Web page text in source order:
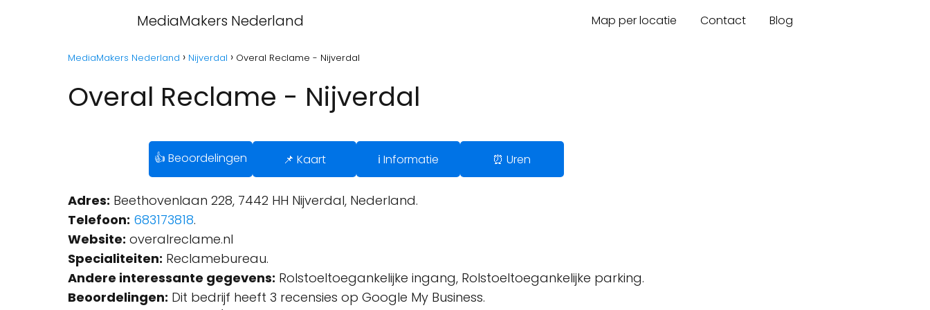
MediaMakers Nederland Map per locatie Contact Blog
MediaMakers Nederland Nijverdal Overal Reclame - Nijverdal
Overal Reclame - Nijverdal
👍 Beoordelingen 📌 Kaart ℹ️ Informatie ⏰ Uren
Adres: Beethovenlaan 228, 7442 HH Nijverdal, Nederland.
Telefoon: 683173818.
Website: overalreclame.nl
Specialiteiten: Reclamebureau.
Andere interessante gegevens: Rolstoeltoegankelijke ingang, Rolstoeltoegankelijke parking.
Beoordelingen: Dit bedrijf heeft 3 recensies op Google My Business.